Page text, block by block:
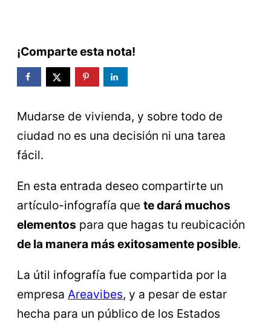
¡Comparte esta nota!
Mudarse de vivienda, y sobre todo de
ciudad no es una decisión ni una tarea
fácil.
En esta entrada deseo compartirte un
artículo-infografía que te dará muchos
elementos para que hagas tu reubicación
de la manera más exitosamente posible.
La útil infografía fue compartida por la
empresa Areavibes, y a pesar de estar
hecha para un público de los Estados